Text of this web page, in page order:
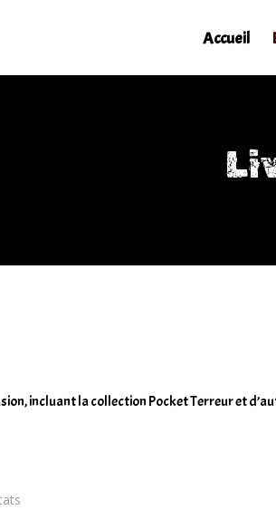
Accueil
incluant la collection Pocket Terreur et